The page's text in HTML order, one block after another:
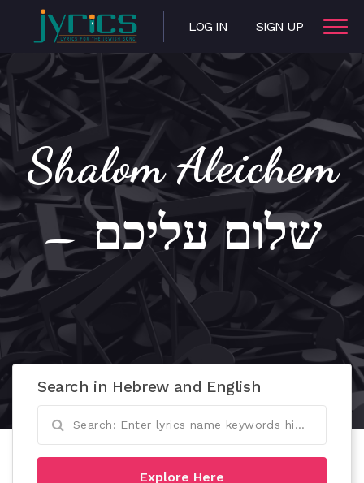
LOG IN SIGN UP
Shalom Aleichem
– שלום עליכם
Search in Hebrew and English
Explore Here